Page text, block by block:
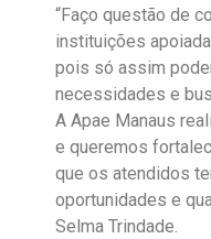
“Faço questão de
instituições
pois só assim
necessidades e
A Apae Manaus
e queremos
que os atendidos
oportunidades e
Selma Trindade.